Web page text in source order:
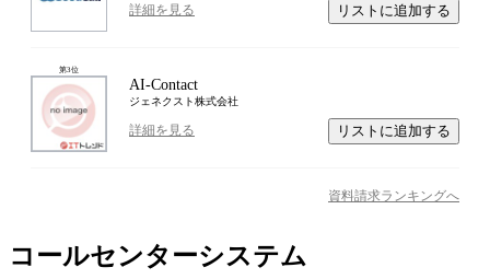
詳細を見る リストに追加する
第3位
AI-Contact
ジェネクスト株式会社
詳細を見る リストに追加する
資料請求ランキングへ
コールセンターシステム